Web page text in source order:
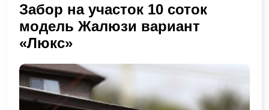
Забор на участок 10 соток
модель Жалюзи вариант
«Люкс»